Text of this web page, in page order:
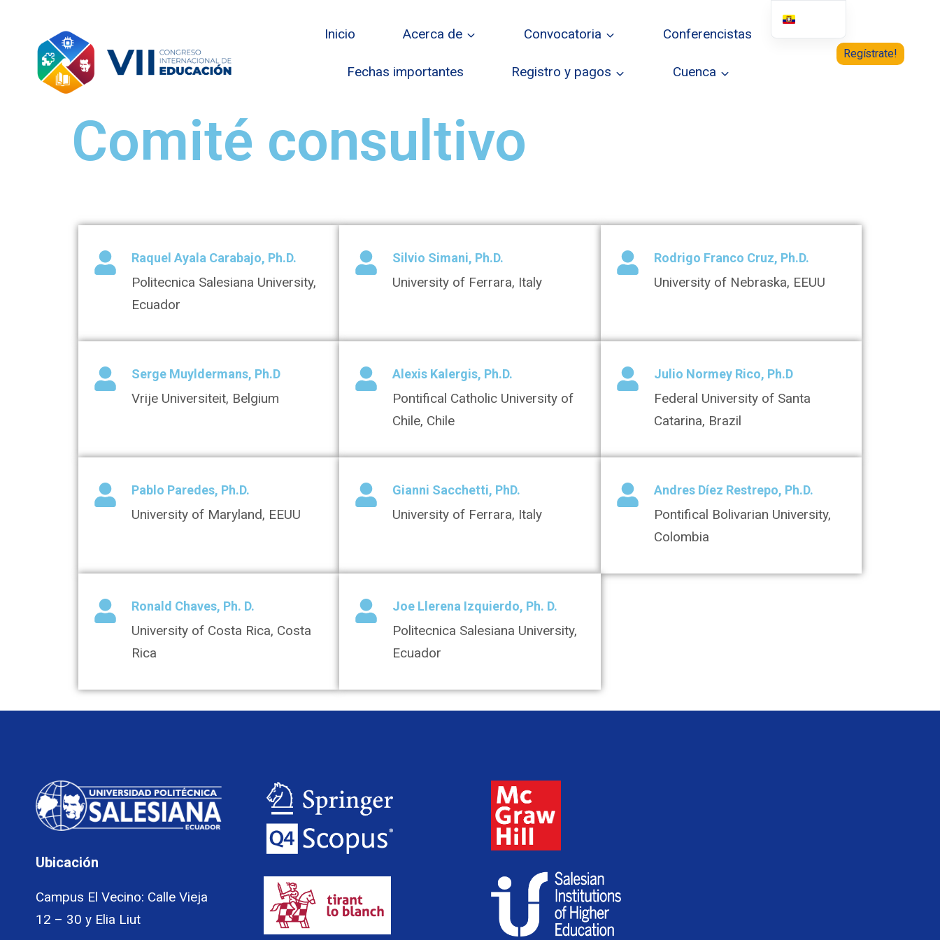
Inicio Acerca de Convocatoria Conferencistas
Fechas importantes Registro y pagos Cuenca
Regístrate!
Comité consultivo
Raquel Ayala Carabajo, Ph.D.
Politecnica Salesiana University,
Ecuador
Silvio Simani, Ph.D.
University of Ferrara, Italy
Rodrigo Franco Cruz, Ph.D.
University of Nebraska, EEUU
Serge Muyldermans, Ph.D
Vrije Universiteit, Belgium
Alexis Kalergis, Ph.D.
Pontifical Catholic University of
Chile, Chile
Julio Normey Rico, Ph.D
Federal University of Santa
Catarina, Brazil
Pablo Paredes, Ph.D.
University of Maryland, EEUU
Gianni Sacchetti, PhD.
University of Ferrara, Italy
Andres Díez Restrepo, Ph.D.
Pontifical Bolivarian University,
Colombia
Ronald Chaves, Ph. D.
University of Costa Rica, Costa
Rica
Joe Llerena Izquierdo, Ph. D.
Politecnica Salesiana University,
Ecuador
Ubicación
Campus El Vecino: Calle Vieja
12 – 30 y Elia Liut